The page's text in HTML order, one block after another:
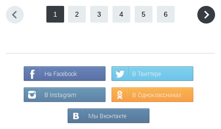
1 2 3 4 5 6
На Facebook В Твиттере
В Instagram В Одноклассниках
Мы Вконтакте